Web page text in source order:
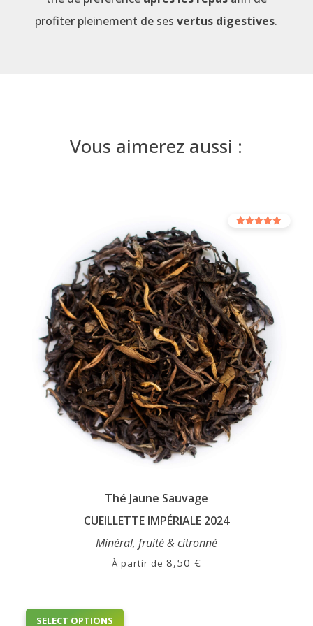
profiter pleinement de sesvertus digestives.
Vous aimerez aussi :
Thé Jaune Sauvage
CUEILLETTE IMPÉRIALE 2024
Minéral, fruité & citronné
À partir de 8,50 €
SELECT OPTIONS
This